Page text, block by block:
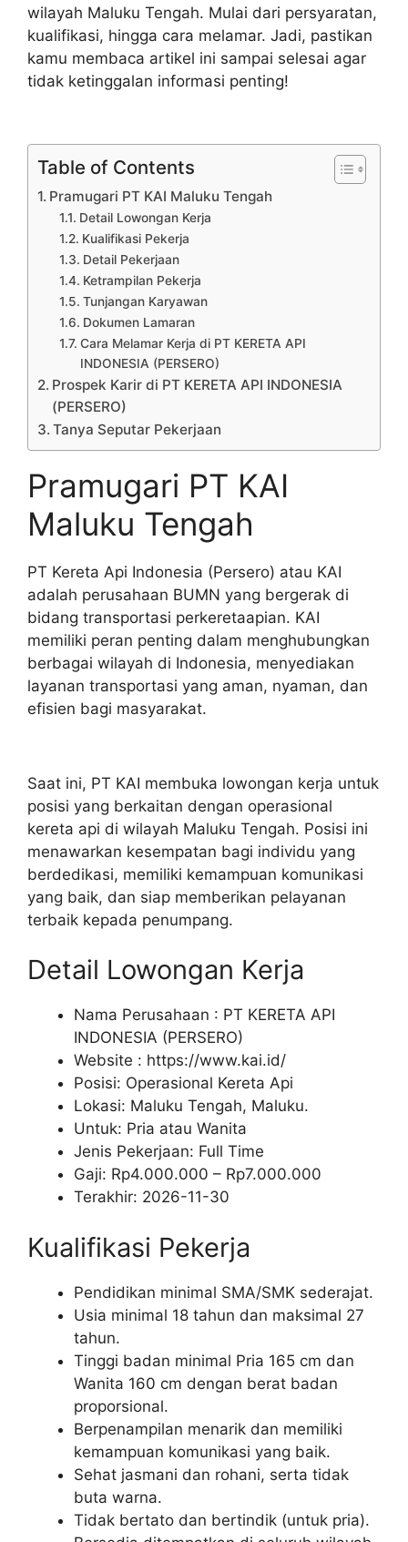
wilayah Maluku Tengah. Mulai dari persyaratan,
kualifikasi, hingga cara melamar. Jadi, pastikan
kamu membaca artikel ini sampai selesai agar
tidak ketinggalan informasi penting!
Table of Contents
Pramugari PT KAI Maluku Tengah
Detail Lowongan Kerja
Kualifikasi Pekerja
Detail Pekerjaan
Ketrampilan Pekerja
Tunjangan Karyawan
Dokumen Lamaran
Cara Melamar Kerja di PT KERETA API
INDONESIA (PERSERO)
Prospek Karir di PT KERETA API INDONESIA
(PERSERO)
Tanya Seputar Pekerjaan
Pramugari PT KAI
Maluku Tengah
PT Kereta Api Indonesia (Persero) atau KAI
adalah perusahaan BUMN yang bergerak di
bidang transportasi perkeretaapian. KAI
memiliki peran penting dalam menghubungkan
berbagai wilayah di Indonesia, menyediakan
layanan transportasi yang aman, nyaman, dan
efisien bagi masyarakat.
Saat ini, PT KAI membuka lowongan kerja untuk
posisi yang berkaitan dengan operasional
kereta api di wilayah Maluku Tengah. Posisi ini
menawarkan kesempatan bagi individu yang
berdedikasi, memiliki kemampuan komunikasi
yang baik, dan siap memberikan pelayanan
terbaik kepada penumpang.
Detail Lowongan Kerja
Nama Perusahaan : PT KERETA API
INDONESIA (PERSERO)
Website : https://www.kai.id/
Posisi: Operasional Kereta Api
Lokasi: Maluku Tengah, Maluku.
Untuk: Pria atau Wanita
Jenis Pekerjaan: Full Time
Gaji: Rp4.000.000 – Rp7.000.000
Terakhir: 2026-11-30
Kualifikasi Pekerja
Pendidikan minimal SMA/SMK sederajat.
Usia minimal 18 tahun dan maksimal 27
tahun.
Tinggi badan minimal Pria 165 cm dan
Wanita 160 cm dengan berat badan
proporsional.
Berpenampilan menarik dan memiliki
kemampuan komunikasi yang baik.
Sehat jasmani dan rohani, serta tidak
buta warna.
Tidak bertato dan bertindik (untuk pria).